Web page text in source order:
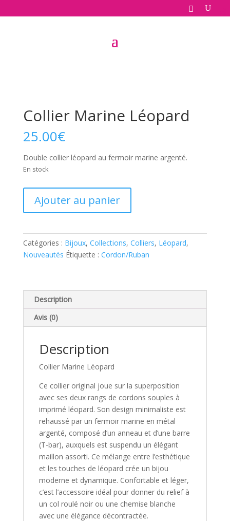
Collier Marine Léopard
25.00€
Double collier léopard au fermoir marine argenté.
En stock
Collier
Léopard
Ajouter au panier
Catégories : Bijoux, Collections, Colliers, Léopard,
Nouveautés Étiquette : Cordon/Ruban
Description
Avis (0)
Description
Collier Marine Léopard
Ce collier original joue sur la superposition
avec ses deux rangs de cordons souples à
imprimé léopard. Son design minimaliste est
rehaussé par un fermoir marine en métal
argenté, composé d’un anneau et d’une barre
(T-bar), auxquels est suspendu un élégant
maillon assorti. Ce mélange entre l’esthétique
et les touches de léopard crée un bijou
moderne et dynamique. Confortable et léger,
c’est l’accessoire idéal pour donner du relief à
un col roulé noir ou une chemise blanche
avec une élégance décontractée.